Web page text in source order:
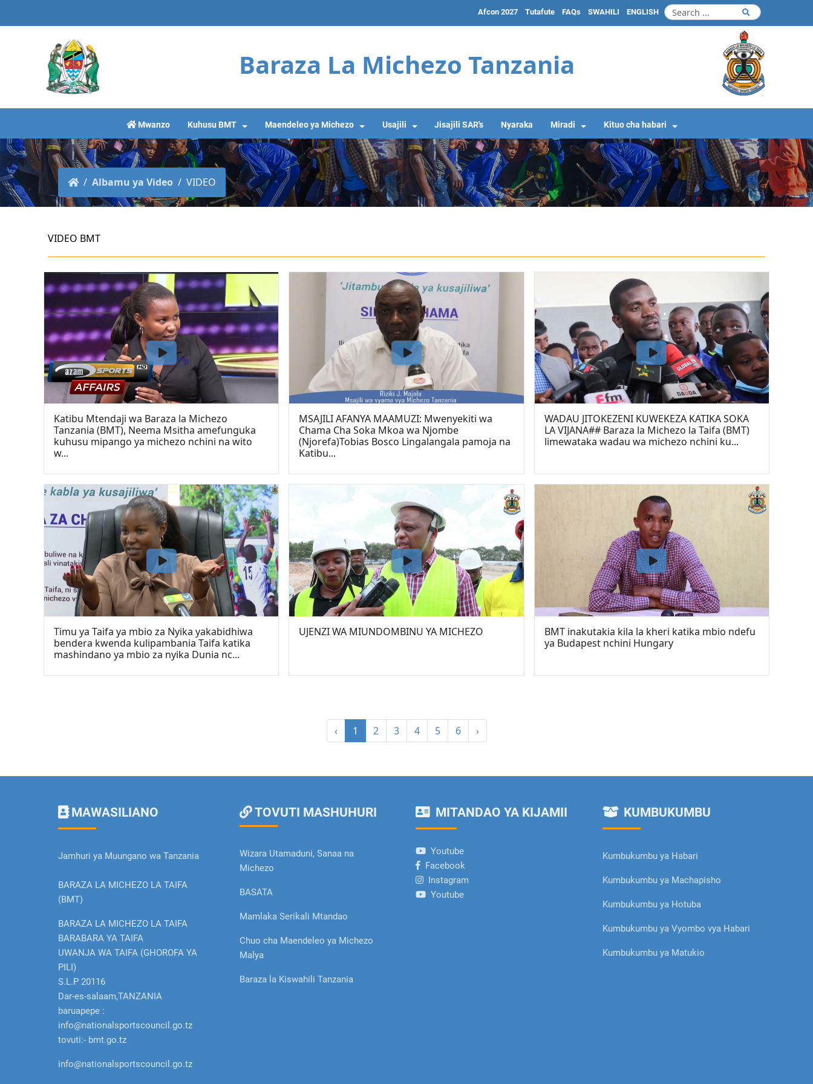
ENGLISH
SWAHILI
FAQs
Tutafute
Afcon 2027
Baraza La Michezo Tanzania
Mwanzo Kuhusu BMT Maendeleo ya Michezo Usajili Jisajili SAR's Nyaraka Miradi Kituo cha habari
Albamu ya Video VIDEO
VIDEO BMT
Katibu Mtendaji wa Baraza la Michezo
Tanzania (BMT), Neema Msitha amefunguka
kuhusu mipango ya michezo nchini na wito
w...
MSAJILI AFANYA MAAMUZI: Mwenyekiti wa
Chama Cha Soka Mkoa wa Njombe
(Njorefa)Tobias Bosco Lingalangala pamoja na
Katibu...
WADAU JITOKEZENI KUWEKEZA KATIKA SOKA
LA VIJANA## Baraza la Michezo la Taifa (BMT)
limewataka wadau wa michezo nchini ku...
Timu ya Taifa ya mbio za Nyika yakabidhiwa
bendera kwenda kulipambania Taifa katika
mashindano ya mbio za nyika Dunia nc...
UJENZI WA MIUNDOMBINU YA MICHEZO
BMT inakutakia kila la kheri katika mbio ndefu
ya Budapest nchini Hungary
‹ 1 2 3 4 5 6 ›
MAWASILIANO
Jamhuri ya Muungano wa Tanzania
BARAZA LA MICHEZO LA TAIFA
(BMT)
BARAZA LA MICHEZO LA TAIFA
BARABARA YA TAIFA
UWANJA WA TAIFA (GHOROFA YA
PILI)
S.L.P 20116
Dar-es-salaam,TANZANIA
baruapepe :
info@nationalsportscouncil.go.tz
tovuti:- bmt.go.tz
info@nationalsportscouncil.go.tz
TOVUTI MASHUHURI
Wizara Utamaduni, Sanaa na
Michezo
BASATA
Mamlaka Serikali Mtandao
Chuo cha Maendeleo ya Michezo
Malya
Baraza la Kiswahili Tanzania
MITANDAO YA KIJAMII
Youtube
Facebook
Instagram
Youtube
KUMBUKUMBU
Kumbukumbu ya Habari
Kumbukumbu ya Machapisho
Kumbukumbu ya Hotuba
Kumbukumbu ya Vyombo vya Habari
Kumbukumbu ya Matukio